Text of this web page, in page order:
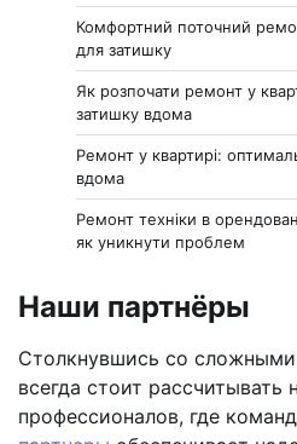
Комфортний поточний
для затишку
Як розпочати ремонт у
затишку вдома
Ремонт у квартирі:
вдома
Ремонт техніки в
як уникнути проблем
Наши партнёры
Столкнувшись со
всегда стоит рассчитывать
профессионалов, где